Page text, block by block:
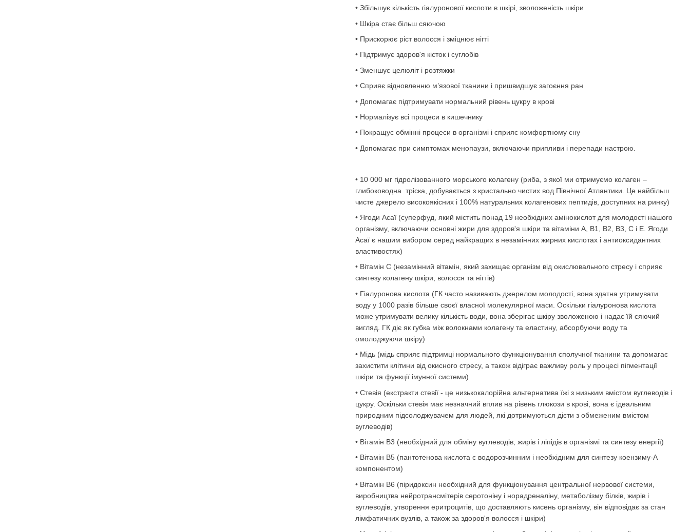
• Збільшує кількість гіалуронової кислоти в шкірі, зволоженість шкіри
• Шкіра стає більш сяючою
• Прискорює ріст волосся і зміцнює нігті
• Підтримує здоров'я кісток і суглобів
• Зменшує целюліт і розтяжки
• Сприяє відновленню м’язової тканини і пришвидшує загоєння ран
• Допомагає підтримувати нормальний рівень цукру в крові
• Нормалізує всі процеси в кишечнику
• Покращує обмінні процеси в організмі і сприяє комфортному сну
• Допомагає при симптомах менопаузи, включаючи припливи і перепади настрою.
• 10 000 мг гідролізованного морського колагену (риба, з якої ми отримуємо колаген –
глибоководна тріска, добувається з кристально чистих вод Північної Атлантики. Це найбільш
чисте джерело високоякісних і 100% натуральних колагенових пептидів, доступних на ринку)
• Ягоди Асаї (суперфуд, який містить понад 19 необхідних амінокислот для молодості нашого
організму, включаючи основні жири для здоров'я шкіри та вітаміни А, В1, В2, В3, С і Е. Ягоди
Асаї є нашим вибором серед найкращих в незамінних жирних кислотах і антиоксидантних
властивостях)
• Вітамін С (незамінний вітамін, який захищає організм від окислювального стресу і сприяє
синтезу колагену шкіри, волосся та нігтів)
• Гіалуронова кислота (ГК часто називають джерелом молодості, вона здатна утримувати
воду у 1000 разів більше своєї власної молекулярної маси. Оскільки гіалуронова кислота
може утримувати велику кількість води, вона зберігає шкіру зволоженою і надає їй сяючий
вигляд. ГК діє як губка між волокнами колагену та еластину, абсорбуючи воду та
омолоджуючи шкіру)
• Мідь (мідь сприяє підтримці нормального функціонування сполучної тканини та допомагає
захистити клітини від окисного стресу, а також відіграє важливу роль у процесі пігментації
шкіри та функції імунної системи)
• Стевія (екстракти стевії - це низькокалорійна альтернатива їжі з низьким вмістом вуглеводів і
цукру. Оскільки стевія має незначний вплив на рівень глюкози в крові, вона є ідеальним
природним підсолоджувачем для людей, які дотримуються дієти з обмеженим вмістом
вуглеводів)
• Вітамін В3 (необхідний для обміну вуглеводів, жирів і ліпідів в організмі та синтезу енергії)
• Вітамін В5 (пантотенова кислота є водорозчинним і необхідним для синтезу коензиму-А
компонентом)
• Вітамін В6 (піридоксин необхідний для функціонування центральної нервової системи,
виробництва нейротрансмітерів серотоніну і норадреналіну, метаболізму білків, жирів і
вуглеводів, утворення еритроцитів, що доставляють кисень організму, він відповідає за стан
лімфатичних вузлів, а також за здоров'я волосся і шкіри)